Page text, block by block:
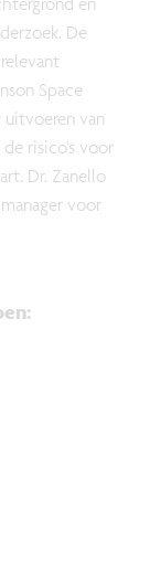
De
Space
van
risico's voor
Dr. Zanello
voor
: